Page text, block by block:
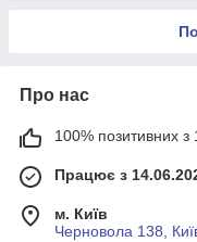
Про нас
100% позитивних з
Працює з
м. Київ
Черновола 138,